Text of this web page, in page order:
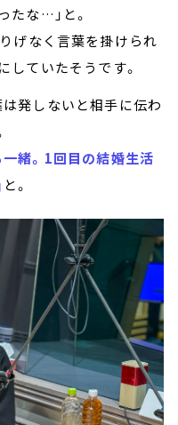
たな…」と。
りげなく言葉を掛けられ
していたそうです。
発しないと相手に伝わ
一緒。1回目の結婚生活
と。